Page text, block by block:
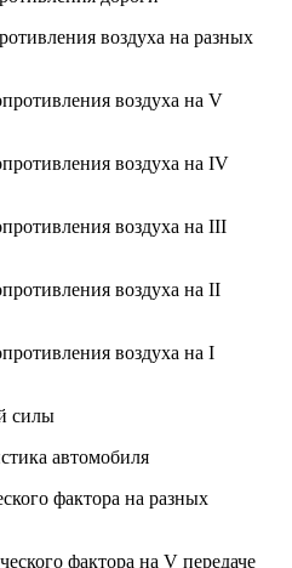
воздуха на разных
воздуха на V
воздуха на IV
воздуха на III
воздуха на II
воздуха на I
силы
автомобиля
фактора на разных
фактора на V передаче